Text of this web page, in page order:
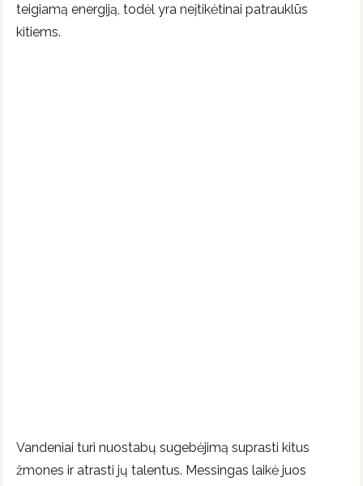
teigiamą energiją, todėl yra neįtikėtinai patrauklūs
kitiems.
Vandeniai turi nuostabų sugebėjimą suprasti kitus
žmones ir atrasti jų talentus. Messingas laikė juos